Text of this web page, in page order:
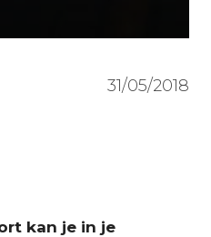
31/05/2018
kan je in je